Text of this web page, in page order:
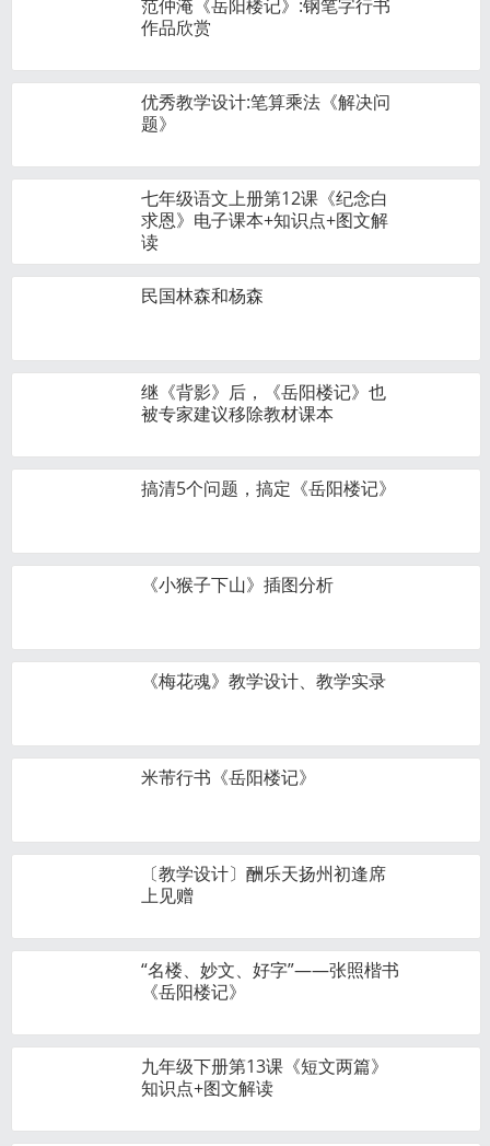
范仲淹《岳阳楼记》:钢笔字行书
作品欣赏
优秀教学设计:笔算乘法《解决问
题》
七年级语文上册第12课《纪念白
求恩》电子课本+知识点+图文解
读
民国林森和杨森
继《背影》后，《岳阳楼记》也
被专家建议移除教材课本
搞清5个问题，搞定《岳阳楼记》
《小猴子下山》插图分析
《梅花魂》教学设计、教学实录
米芾行书《岳阳楼记》
〔教学设计〕酬乐天扬州初逢席
上见赠
“名楼、妙文、好字”——张照楷书
《岳阳楼记》
九年级下册第13课《短文两篇》
知识点+图文解读